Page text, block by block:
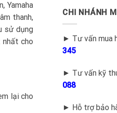
Yamaha
thanh,
sử dụng
nhất cho
lại cho
CHI NHÁNH
► Tư vấn mua
345
► Tư vấn kỹ
088
► Hỗ trợ bảo